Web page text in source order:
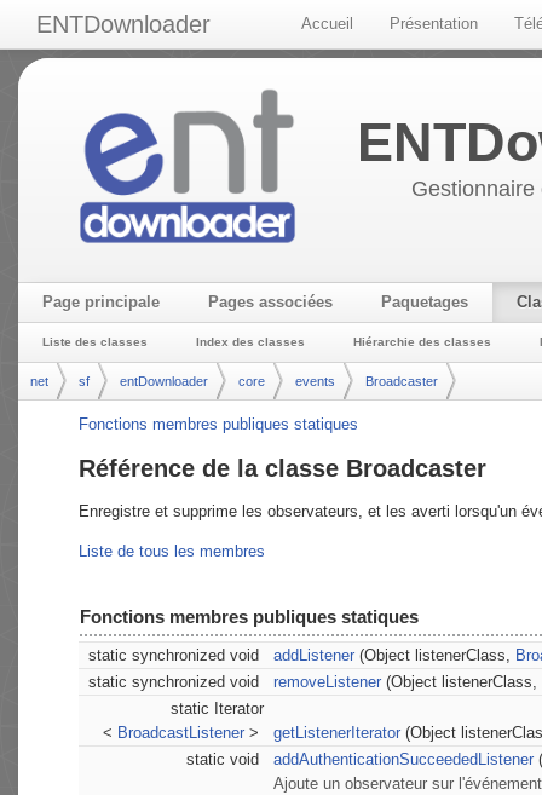
ENTDownloader Accueil Présentation
Page principale Pages associées Paquetages
Liste des classes Index des classes Hiérarchie des classes
net sf entDownloader core events Broadcaster
Fonctions membres publiques statiques
Référence de la classe Broadcaster
Enregistre et supprime les observateurs, et les averti lorsqu'un
Liste de tous les membres
Fonctions membres publiques statiques
static synchronized void addListener (Object listenerClass,
static synchronized void
removeListener (Object listenerClass,
static Iterator
< BroadcastListener > getListenerIterator (Object
static void
addAuthenticationSucceededListener (
Ajoute un observateur sur